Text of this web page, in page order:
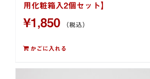
用化粧箱入2個セット】
¥1,850 （税込）
かごに入れる